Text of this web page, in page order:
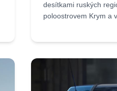
desítkami ruských
poloostrovem Krym a